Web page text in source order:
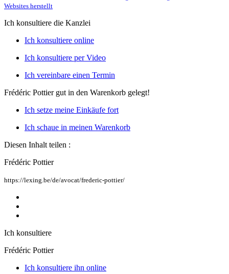
Websites herstellt
Ich konsultiere die Kanzlei
Ich konsultiere online
Ich konsultiere per Video
Ich vereinbare einen Termin
Frédéric Pottiergut in den Warenkorb gelegt!
Ich setze meine Einkäufe fort
Ich schaue in meinen Warenkorb
Diesen Inhalt teilen :
Frédéric Pottier
https://lexing.be/de/avocat/frederic-pottier/
Ich konsultiere
Frédéric Pottier
Ich konsultiere ihn online